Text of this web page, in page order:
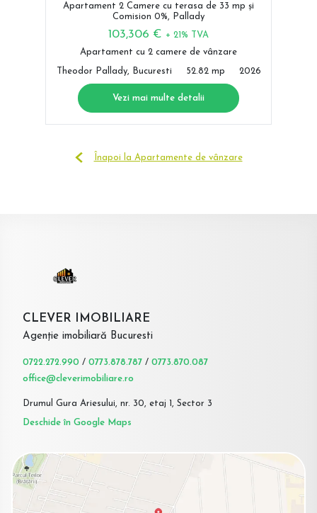
Apartament 2 Camere cu terasa de 33 mp și
Comision 0%, Pallady
103,306 € + 21% TVA
Apartament cu 2 camere de vânzare
Theodor Pallady, Bucuresti 52.82 mp 2026
Vezi mai multe detalii
Înapoi la Apartamente de vânzare
CLEVER IMOBILIARE
Agenție imobiliară Bucuresti
0722.272.990 / 0773.878.787 / 0773.870.087
office@cleverimobiliare.ro
Drumul Gura Ariesului, nr. 30, etaj 1, Sector 3
Deschide în Google Maps